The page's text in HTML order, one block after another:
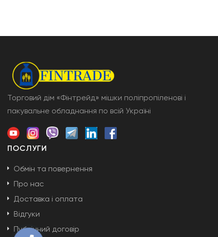
Торговий дім «Фінтрейд» мішки поліпропіленові і
пакувальне обладнання по всій Україні
ПОСЛУГИ
Обмін та повернення
Про нас
Доставка і оплата
Відгуки
Публічний договір